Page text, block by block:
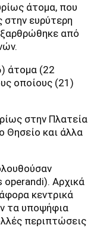
άτομα, που
στην ευρύτερη
από
άτομα (22
οποίους (21)
στην Πλατεία
Θησείο και άλλα
operandi). Αρχικά
κεντρικά
τα υποψήφια
περιπτώσεις